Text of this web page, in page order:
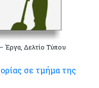
Έργα, Δελτίο Τύπου
σε τμήμα της